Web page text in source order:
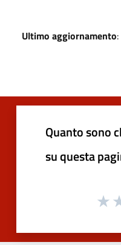
Ultimo aggiornamento
Quanto sono
su questa